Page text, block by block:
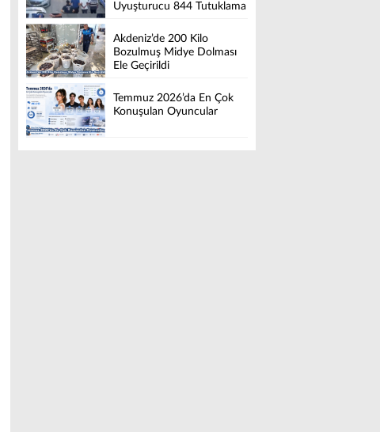
Uyuşturucu 844 Tutuklama
Akdeniz’de 200 Kilo
Bozulmuş Midye Dolması
Ele Geçirildi
Temmuz 2026’da En Çok
Konuşulan Oyuncular